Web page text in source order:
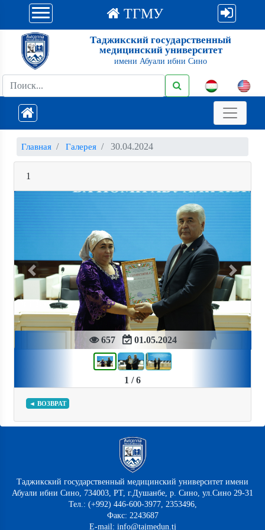
ТГМУ
Таджикский государственный
медицинский университет
имени Абуали ибни Сино
Главная Галерея 30.04.2024
1
657 01.05.2024
Previous Next
1 / 6
◄ ВОЗВРАТ
Таджикский государственный медицинский университет имени
Абуали ибни Сино, 734003, РТ, г.Душанбе, р. Сино, ул.Сино 29-31
Тел.: (+992) 446-600-3977, 2353496,
Факс: 2243687
E-mail: info@tajmedun.tj